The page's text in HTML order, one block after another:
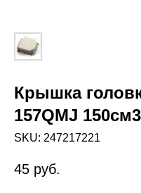
Крышка
157QMJ 150см3
SKU: 247217221
45 руб.